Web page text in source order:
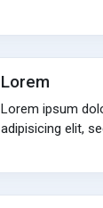
Lorem
Lorem ipsum
adipisicing elit,